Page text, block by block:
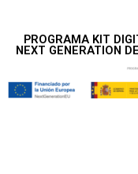
PROGRAMA KIT
NEXT GENERATION